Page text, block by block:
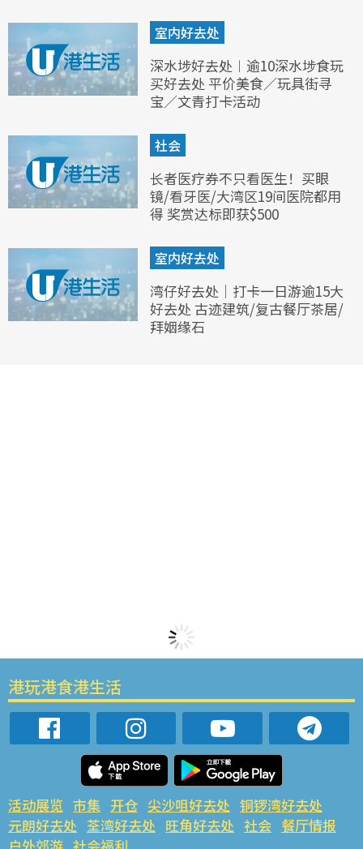
室内好去处
深水埗好去处︱逾10深水埗食玩
买好去处 平价美食／玩具街寻
宝／文青打卡活动
社会
长者医疗券不只看医生！买眼
镜/看牙医/大湾区19间医院都用
得 奖赏达标即获$500
室内好去处
湾仔好去处｜打卡一日游逾15大
好去处 古迹建筑/复古餐厅茶居/
拜姻缘石
港玩港食港生活
活动展览 市集 开仓 尖沙咀好去处 铜锣湾好去处
元朗好去处 荃湾好去处 旺角好去处 社会 餐厅情报